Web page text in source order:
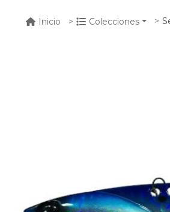
Inicio Colecciones